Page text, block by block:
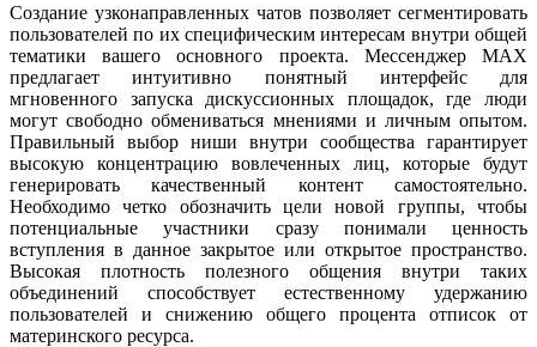
Создание узконаправленных чатов позволяет сегментировать
пользователей по их специфическим интересам внутри общей
тематики вашего основного проекта. Мессенджер MAX
предлагает интуитивно понятный интерфейс для
мгновенного запуска дискуссионных площадок, где люди
могут свободно обмениваться мнениями и личным опытом.
Правильный выбор ниши внутри сообщества гарантирует
высокую концентрацию вовлеченных лиц, которые будут
генерировать качественный контент самостоятельно.
Необходимо четко обозначить цели новой группы, чтобы
потенциальные участники сразу понимали ценность
вступления в данное закрытое или открытое пространство.
Высокая плотность полезного общения внутри таких
объединений способствует естественному удержанию
пользователей и снижению общего процента отписок от
материнского ресурса.